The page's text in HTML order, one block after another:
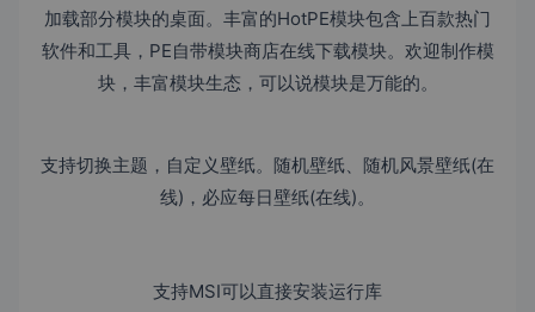
加载部分模块的桌面。丰富的HotPE模块包含上百款热门
软件和工具，PE自带模块商店在线下载模块。欢迎制作模
块，丰富模块生态，可以说模块是万能的。
支持切换主题，自定义壁纸。随机壁纸、随机风景壁纸(在
线)，必应每日壁纸(在线)。
支持MSI可以直接安装运行库